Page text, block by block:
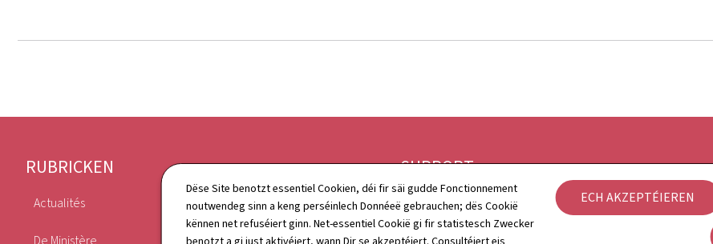
Dëse Site benotzt essentiel Cookien, déi fir säi gudde Fonctionnement
noutwendeg sinn a keng perséinlech Donnéeë gebrauchen; dës Cookië
kënnen net refuséiert ginn. Net-essentiel Cookië gi fir statistesch Zwecker
ECH AKZEPTÉIEREN
Fousszeil
RUBRICKEN
Actualités
De Ministère
Annuaire
SUPPORT
Kontakt
Sitemap
Rechtlech Aspekter